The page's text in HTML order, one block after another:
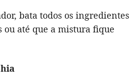
bata todos os ingredientes
ou até que a mistura fique